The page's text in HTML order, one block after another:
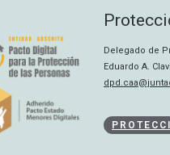
Delegado de
Eduardo A.